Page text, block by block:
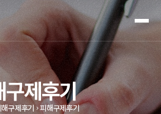
구제후기
해구제후기 피해구제후기